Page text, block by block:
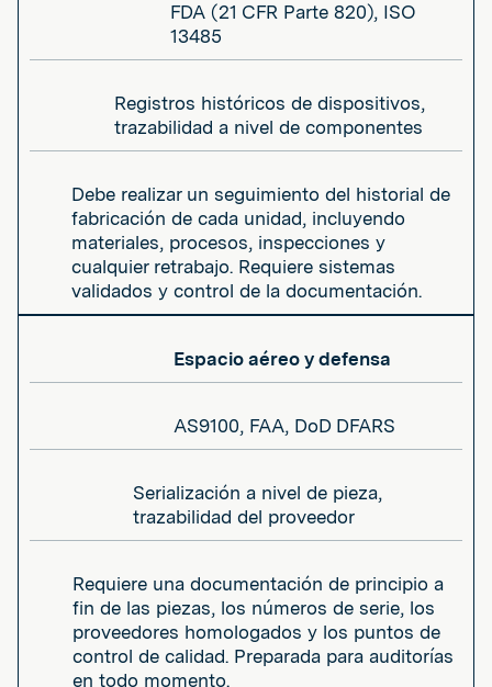
FDA (21 CFR Parte 820), ISO
13485
Registros históricos de dispositivos,
trazabilidad a nivel de componentes
Debe realizar un seguimiento del historial de
fabricación de cada unidad, incluyendo
materiales, procesos, inspecciones y
cualquier retrabajo. Requiere sistemas
validados y control de la documentación.
Espacio aéreo y defensa
AS9100, FAA, DoD DFARS
Serialización a nivel de pieza,
trazabilidad del proveedor
Requiere una documentación de principio a
fin de las piezas, los números de serie, los
proveedores homologados y los puntos de
control de calidad. Preparada para auditorías
en todo momento.